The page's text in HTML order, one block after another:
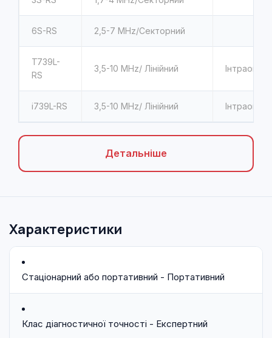
6S-RS 2,5-7 MHz/Секторний
T739L-
RS
3,5-10 MHz/ Лінійний
i739L-RS 3,5-10 MHz/ Лінійний
Детальніше
Характеристики
Стаціонарний або портативний - Портативний
Клас діагностичної точності - Експертний